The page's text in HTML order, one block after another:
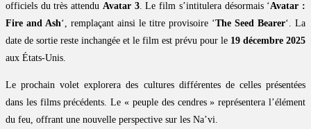
officiels du très attendu Avatar 3. Le film s’intitulera désormais ‘Avatar :
Fire and Ash‘, remplaçant ainsi le titre provisoire ‘The Seed Bearer‘. La
date de sortie reste inchangée et le film est prévu pour le 19 décembre 2025
aux États-Unis.
Le prochain volet explorera des cultures différentes de celles présentées
dans les films précédents. Le « peuple des cendres » représentera l’élément
du feu, offrant une nouvelle perspective sur les Na’vi.